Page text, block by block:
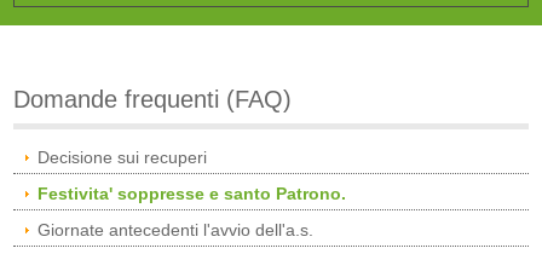
Domande frequenti (FAQ)
Decisione sui recuperi
Festivita' soppresse e santo Patrono.
Giornate antecedenti l'avvio dell'a.s.